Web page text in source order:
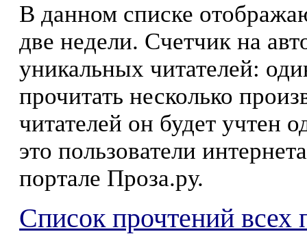
В данном списке
две недели. Счетчик на
уникальных читателей:
прочитать несколько
читателей он будет учтен
это пользователи
портале Проза.ру.
Список прочтений всех